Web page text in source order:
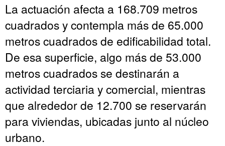
La actuación afecta a 168.709 metros
cuadrados y contempla más de 65.000
metros cuadrados de edificabilidad total.
De esa superficie, algo más de 53.000
metros cuadrados se destinarán a
actividad terciaria y comercial, mientras
que alrededor de 12.700 se reservarán
para viviendas, ubicadas junto al núcleo
urbano.